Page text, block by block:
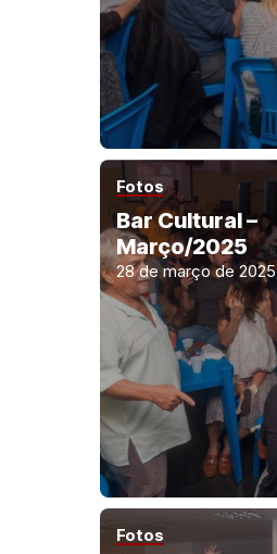
Fotos
Bar Cultural –
Março/2025
28 de março de 2025
Fotos